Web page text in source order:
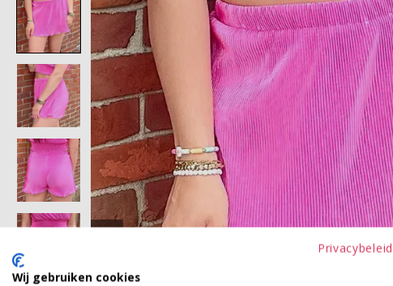
Privacybeleid
Wij gebruiken cookies